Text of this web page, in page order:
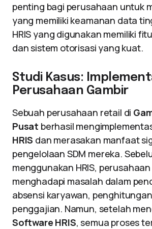
penting bagi perusahaan untuk
yang memiliki keamanan data
HRIS yang digunakan memiliki
dan sistem otorisasi yang kuat.
Studi Kasus:
Perusahaan Gambir
Sebuah perusahaan retail di
Pusat berhasil
HRIS dan merasakan manfaat
pengelolaan SDM mereka.
menggunakan HRIS,
menghadapi masalah dalam
absensi karyawan,
penggajian. Namun, setelah
Software HRIS, semua proses